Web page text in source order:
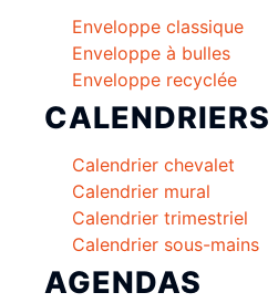
Enveloppe classique
Enveloppe à bulles
Enveloppe recyclée
CALENDRIERS
Calendrier chevalet
Calendrier mural
Calendrier trimestriel
Calendrier sous-mains
AGENDAS